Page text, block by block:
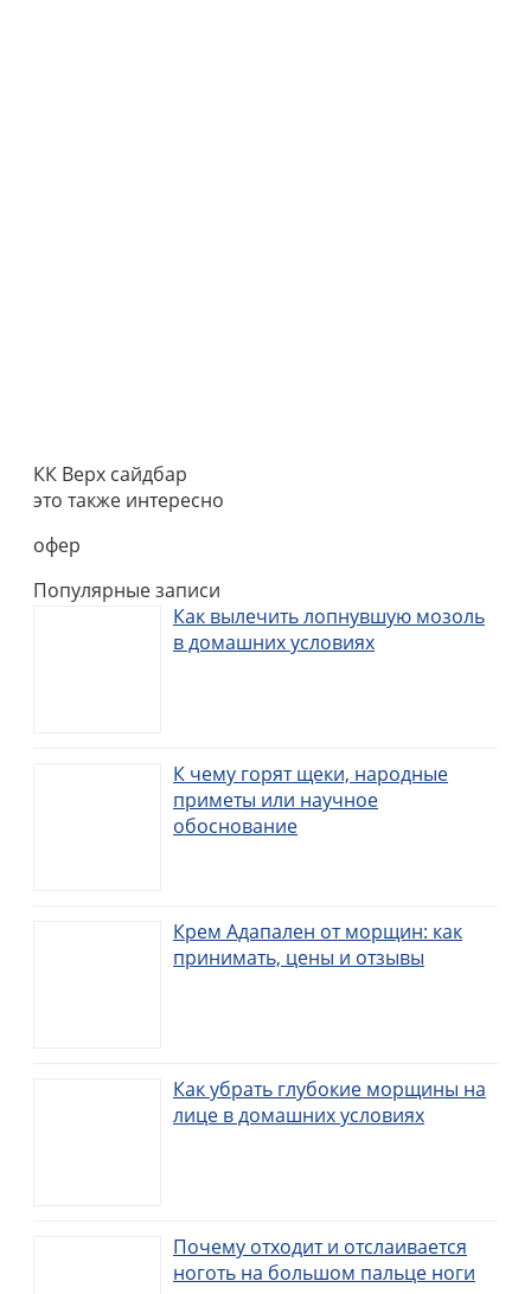
КК Верх сайдбар
это также интересно
офер
Популярные записи
Как вылечить лопнувшую мозоль
в домашних условиях
К чему горят щеки, народные
приметы или научное
обоснование
Крем Адапален от морщин: как
принимать, цены и отзывы
Как убрать глубокие морщины на
лице в домашних условиях
Почему отходит и отслаивается
ноготь на большом пальце ноги